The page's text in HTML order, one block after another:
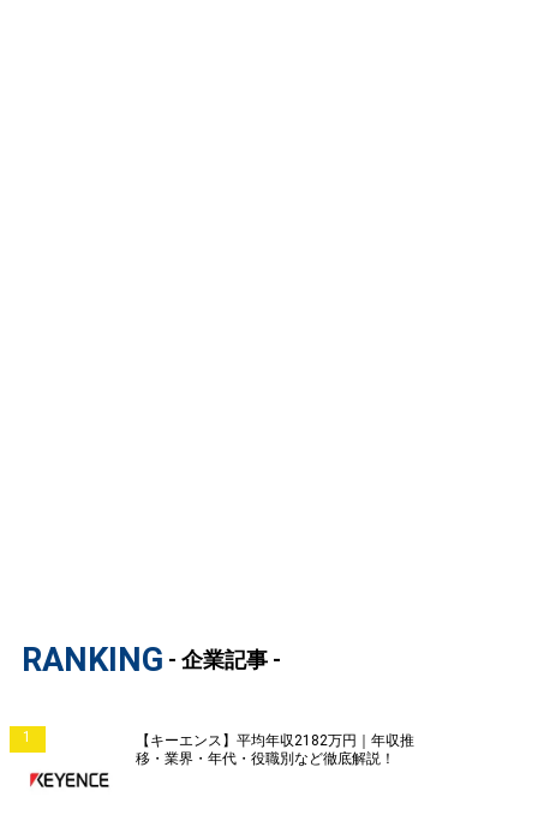
RANKING - 企業記事 -
1
【キーエンス】平均年収2182万円｜年収推
移・業界・年代・役職別など徹底解説！